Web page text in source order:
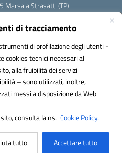
di tracciamento
di profilazione degli utenti -
cookies tecnici necessari al
alla fruibilità dei servizi
– sono utilizzati, inoltre,
messi a disposizione da Web
consulta la ns. Cookie Policy.
tutto Accettare tutto
Marsala Strasatti (TP)
tpic81600v@pec.istruzione.it
(IPA): istsc_tpic81600v
by 3D Solution S.r.l.
by Designers Italia